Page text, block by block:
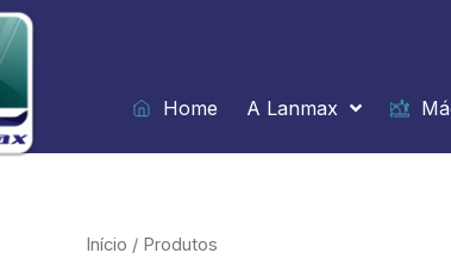
Ir
para
o
conteúdo
Home
A Lanmax
Início / Produtos